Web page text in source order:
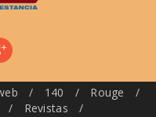
/ 140 / Rouge
/
/ Revistas
/